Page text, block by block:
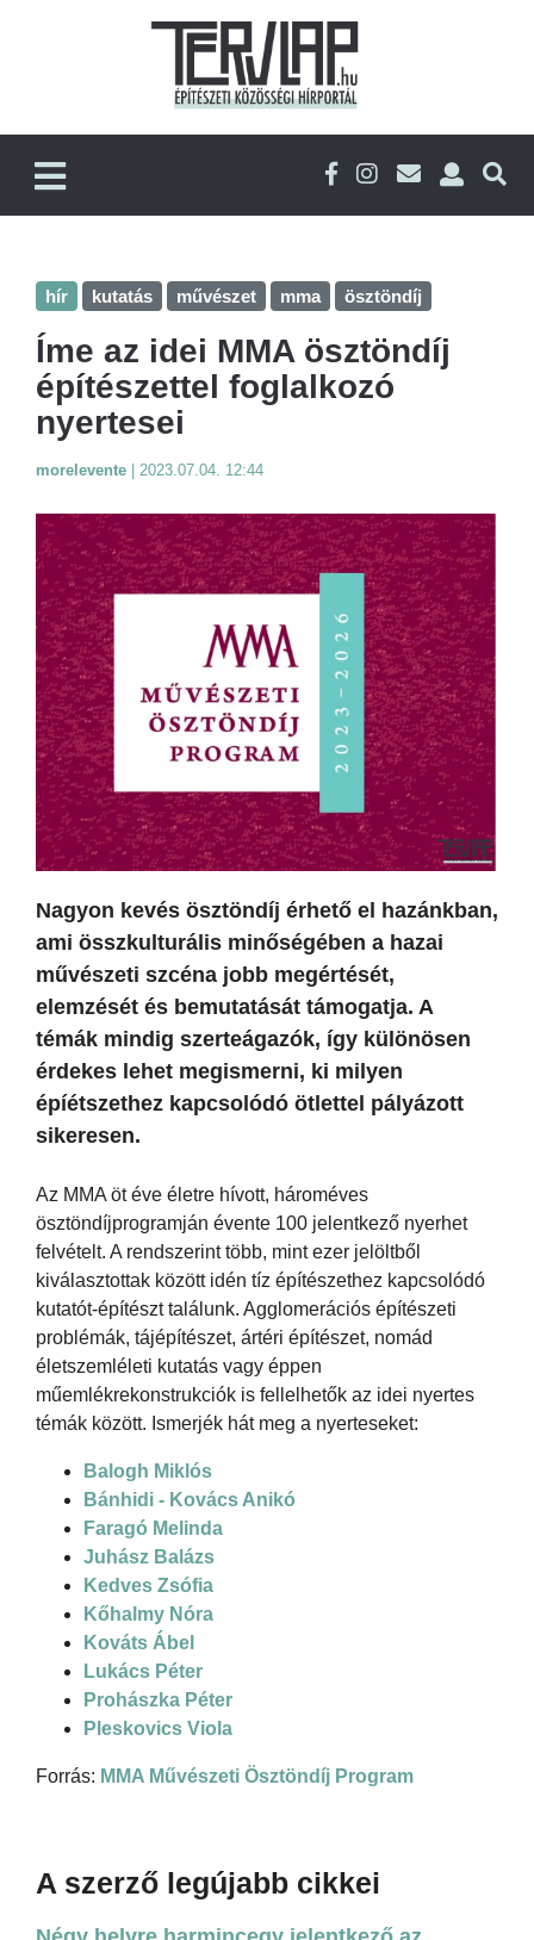
hír kutatás művészet mma ösztöndíj
Íme az idei MMA ösztöndíj
építészettel foglalkozó
nyertesei
morelevente 2023.07.04. 12:44
Nagyon kevés ösztöndíj érhető el hazánkban,
ami összkulturális minőségében a hazai
művészeti szcéna jobb megértését,
elemzését és bemutatását támogatja. A
témák mindig szerteágazók, így különösen
érdekes lehet megismerni, ki milyen
épíétszethez kapcsolódó ötlettel pályázott
sikeresen.
Az MMA öt éve életre hívott, hároméves
ösztöndíjprogramján évente 100 jelentkező nyerhet
felvételt. A rendszerint több, mint ezer jelöltből
kiválasztottak között idén tíz építészethez kapcsolódó
kutatót-építészt találunk. Agglomerációs építészeti
problémák, tájépítészet, ártéri építészet, nomád
életszemléleti kutatás vagy éppen
műemlékrekonstrukciók is fellelhetők az idei nyertes
témák között. Ismerjék hát meg a nyerteseket:
Balogh Miklós
Bánhidi - Kovács Anikó
Faragó Melinda
Juhász Balázs
Kedves Zsófia
Kőhalmy Nóra
Kováts Ábel
Lukács Péter
Prohászka Péter
Pleskovics Viola
Forrás: MMA Művészeti Ösztöndíj Program
A szerző legújabb cikkei